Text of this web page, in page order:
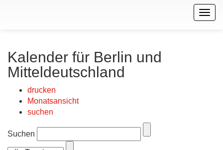
Kalender für Berlin und
Mitteldeutschland
drucken
Monatsansicht
suchen
Suchen